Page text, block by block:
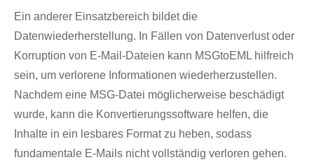
Ein anderer Einsatzbereich bildet die
Datenwiederherstellung. In Fällen von Datenverlust oder
Korruption von E-Mail-Dateien kann MSGtoEML hilfreich
sein, um verlorene Informationen wiederherzustellen.
Nachdem eine MSG-Datei möglicherweise beschädigt
wurde, kann die Konvertierungssoftware helfen, die
Inhalte in ein lesbares Format zu heben, sodass
fundamentale E-Mails nicht vollständig verloren gehen.